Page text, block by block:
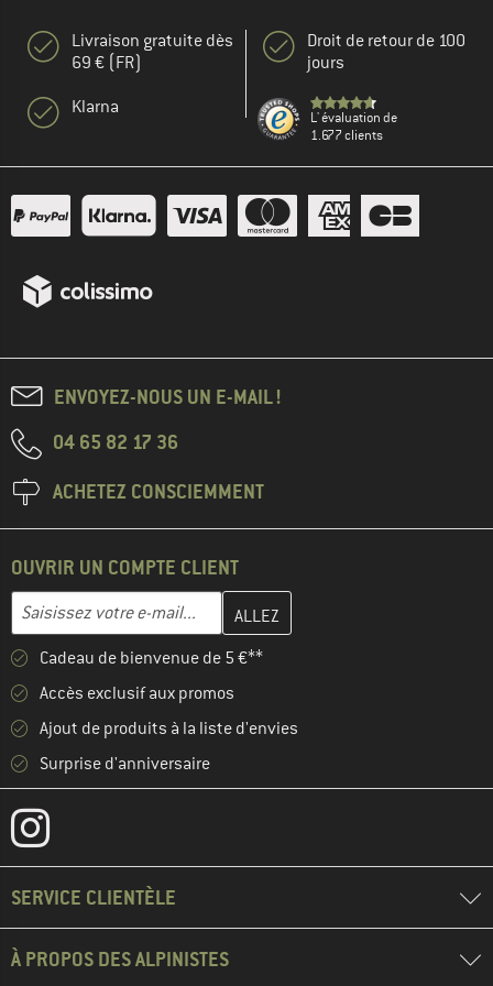
Livraison gratuite dès
69 € (FR)
Klarna
Droit de retour de 100
jours
L' évaluation de
1.677 clients
ENVOYEZ-NOUS UN E-MAIL !
04 65 82 17 36
ACHETEZ CONSCIEMMENT
OUVRIR UN COMPTE CLIENT
Adresse e-mail
Entrez votre adresse e-mail ici et créez votre compte client à la
Cadeau de bienvenue de 5 €**
Accès exclusif aux promos
Ajout de produits à la liste d'envies
Surprise d'anniversaire
SERVICE CLIENTÈLE
À PROPOS DES ALPINISTES